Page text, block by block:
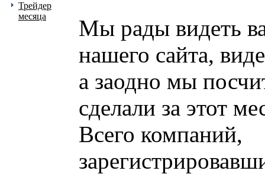
Трейдер
месяца
Мы рады видеть
нашего сайта,
а заодно мы
сделали за этот
Всего компаний,